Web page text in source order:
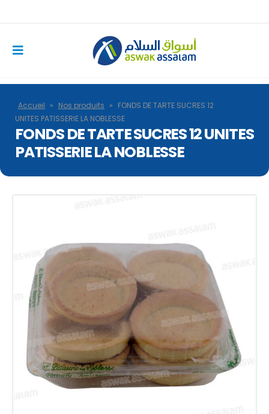
Accueil » Nos produits » FONDS DE TARTE SUCRES 12
UNITES PATISSERIE LA NOBLESSE
FONDS DE TARTE SUCRES 12 UNITES
PATISSERIE LA NOBLESSE